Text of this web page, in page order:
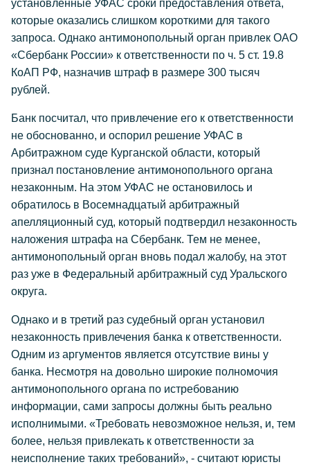
установленные УФАС сроки предоставления ответа,
которые оказались слишком короткими для такого
запроса. Однако антимонопольный орган привлек ОАО
«Сбербанк России» к ответственности по ч. 5 ст. 19.8
КоАП РФ, назначив штраф в размере 300 тысяч
рублей.
Банк посчитал, что привлечение его к ответственности
не обоснованно, и оспорил решение УФАС в
Арбитражном суде Курганской области, который
признал постановление антимонопольного органа
незаконным. На этом УФАС не остановилось и
обратилось в Восемнадцатый арбитражный
апелляционный суд, который подтвердил незаконность
наложения штрафа на Сбербанк. Тем не менее,
антимонопольный орган вновь подал жалобу, на этот
раз уже в Федеральный арбитражный суд Уральского
округа.
Однако и в третий раз судебный орган установил
незаконность привлечения банка к ответственности.
Одним из аргументов является отсутствие вины у
банка. Несмотря на довольно широкие полномочия
антимонопольного органа по истребованию
информации, сами запросы должны быть реально
исполнимыми. «Требовать невозможное нельзя, и, тем
более, нельзя привлекать к ответственности за
неисполнение таких требований», - считают юристы